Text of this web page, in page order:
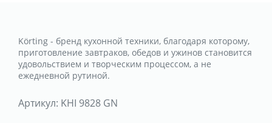
Körting - бренд кухонной техники, благодаря которому,
приготовление завтраков, обедов и ужинов становится
удовольствием и творческим процессом, а не
ежедневной рутиной.
Артикул: KHI 9828 GN